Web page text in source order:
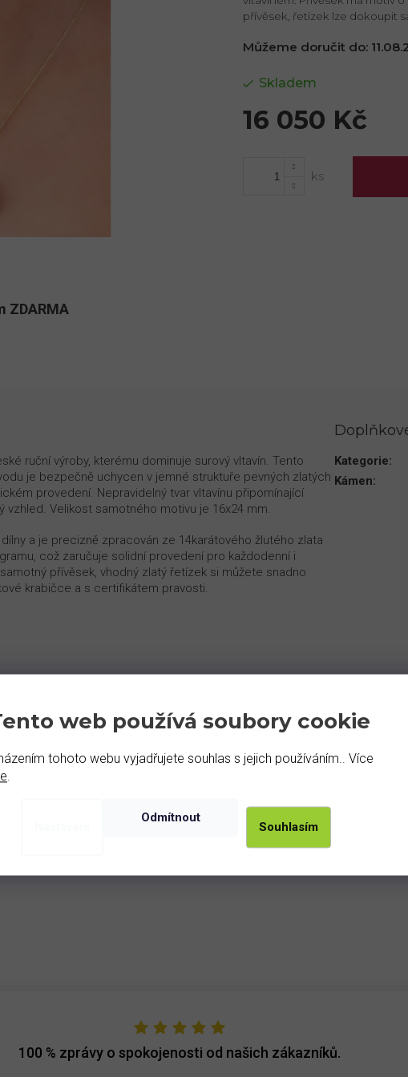
web používá soubory cookie
tohoto webu vyjadřujete souhlas s jejich používáním.. Více
.
Odmítnout
Souhlasím
16 050 Kč
Skladem
Můžeme doručit do:
přívěsek, řetízek lze dokoupit
ZDARMA
ruční výroby, kterému dominuje surový vltavín. Tento
je bezpečně uchycen v jemné struktuře pevných zlatých
provedení. Nepravidelný tvar vltavínu připomínající
Velikost samotného motivu je 16x24 mm.
a je precizně zpracován ze 14karátového žlutého zlata
což zaručuje solidní provedení pro každodenní i
přívěsek, vhodný zlatý řetízek si můžete snadno
krabičce a s certifikátem pravosti.
Kategorie:
Kámen:
100 % zprávy o spokojenosti od našich zákazníků.